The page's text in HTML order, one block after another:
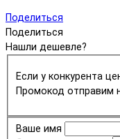
Поделиться
Поделиться
Нашли дешевле?
Если у конкурента
Промокод отправим
Ваше имя